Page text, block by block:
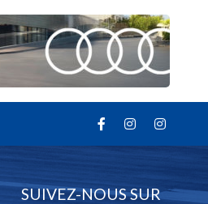
SUIVEZ-NOUS SUR